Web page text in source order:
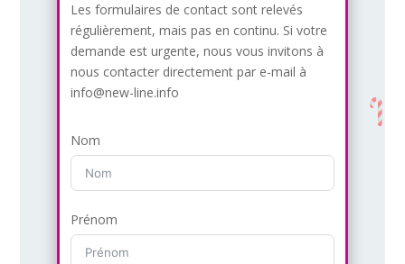
Les formulaires de contact sont relevés
régulièrement, mais pas en continu. Si votre
demande est urgente, nous vous invitons à
nous contacter directement par e-mail à
info@new-line.info
Nom
Prénom